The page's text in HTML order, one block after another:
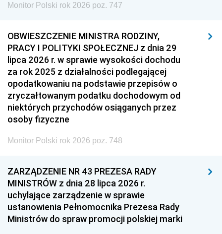
Monitor Polski rok 2026 poz. 747
OBWIESZCZENIE MINISTRA RODZINY,
PRACY I POLITYKI SPOŁECZNEJ z dnia 29
lipca 2026 r. w sprawie wysokości dochodu
za rok 2025 z działalności podlegającej
opodatkowaniu na podstawie przepisów o
zryczałtowanym podatku dochodowym od
niektórych przychodów osiąganych przez
osoby fizyczne
Monitor Polski rok 2026 poz. 748
ZARZĄDZENIE NR 43 PREZESA RADY
MINISTRÓW z dnia 28 lipca 2026 r.
uchylające zarządzenie w sprawie
ustanowienia Pełnomocnika Prezesa Rady
Ministrów do spraw promocji polskiej marki